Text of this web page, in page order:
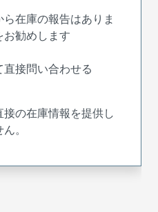
在庫の報告はありま
勧めします
接問い合わせる
の在庫情報を提供し
。